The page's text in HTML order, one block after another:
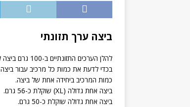
ביצה ערך תזונתי
להלן הערכים התזונתיים ב-100 גרם ביצה לא מבושלת.
בכדי לדעת את כמות כל מרכיב עבור
כמות המרכיב ביחידה אחת של ביצה.
ביצה אחת גדולה (XL) שוקלת כ-56 גרם.
ביצה אחת גדולה שוקלת כ-50 גרם.